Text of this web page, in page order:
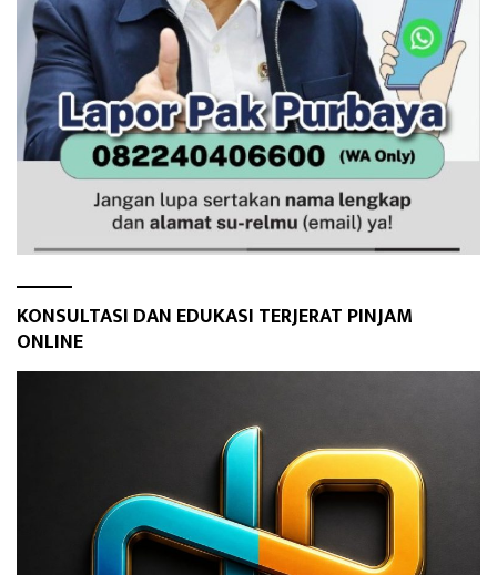
KONSULTASI DAN EDUKASI TERJERAT PINJAM
ONLINE